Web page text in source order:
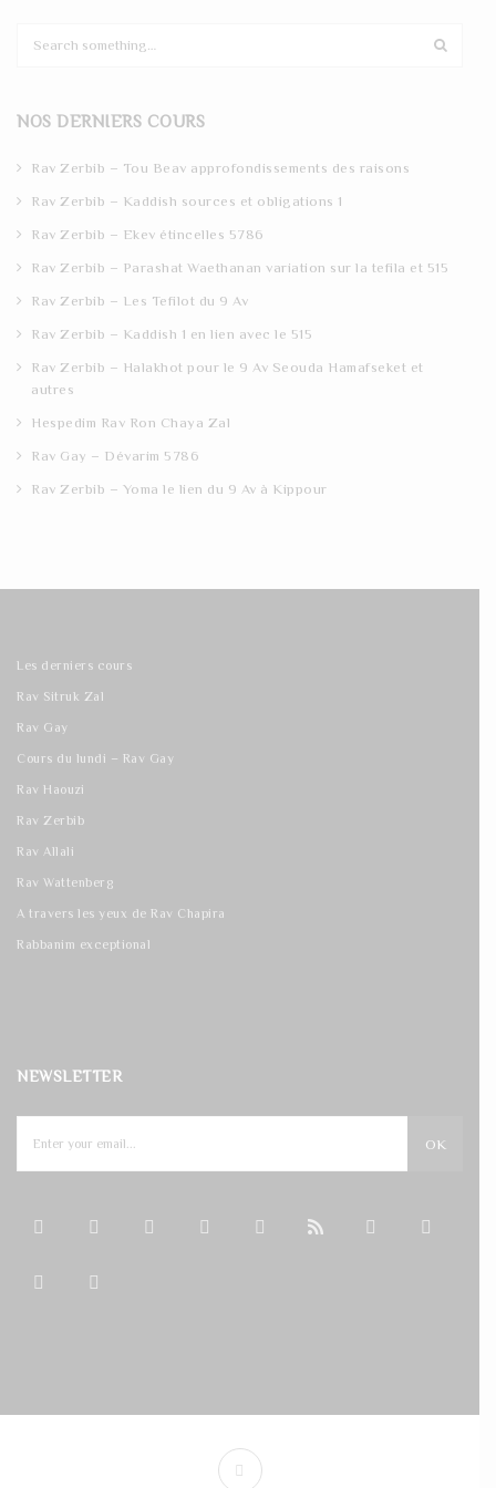
c
NOS DERNIERS COURS
Rav Zerbib – Tou Beav approfondissements des raisons
Rav Zerbib – Kaddish sources et obligations 1
Rav Zerbib – Ekev étincelles 5786
Rav Zerbib – Parashat Waethanan variation sur la tefila et 515
Rav Zerbib – Les Tefilot du 9 Av
Rav Zerbib – Kaddish 1 en lien avec le 515
Rav Zerbib – Halakhot pour le 9 Av Seouda Hamafseket et
autres
Hespedim Rav Ron Chaya Zal
Rav Gay – Dévarim 5786
Rav Zerbib – Yoma le lien du 9 Av à Kippour
Les derniers cours
Rav Sitruk Zal
Rav Gay
Cours du lundi – Rav Gay
Rav Haouzi
Rav Zerbib
Rav Allali
Rav Wattenberg
A travers les yeux de Rav Chapira
Rabbanim exceptional
NEWSLETTER
OK